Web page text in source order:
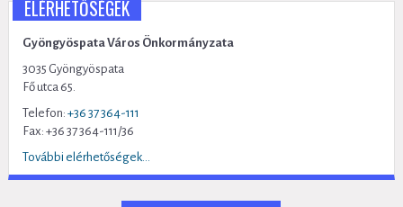
ELÉRHETŐSÉGEK
Gyöngyöspata Város Önkormányzata
3035 Gyöngyöspata
Fő utca 65.
Telefon: +36 37 364-111
Fax: +36 37 364-111/36
További elérhetőségek...